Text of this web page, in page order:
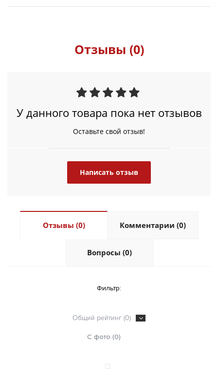
Отзывы (0)
У данного товара пока нет отзывов
Оставьте свой отзыв!
Написать отзыв
Отзывы (0) Комментарии (0)
Вопросы (0)
Фильтр:
Общий рейтинг (0)
С фото (0)